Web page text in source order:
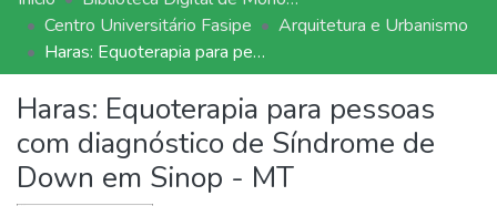
Centro Universitário Fasipe
Arquitetura e Urbanismo
Haras: Equoterapia para pessoas com diagnóstico de Síndrome de Down em Sinop - MT
Haras: Equoterapia para pessoas
com diagnóstico de Síndrome de
Down em Sinop - MT